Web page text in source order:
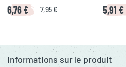
6,76 € 7,95 € 5,91 €
Informations sur le produit